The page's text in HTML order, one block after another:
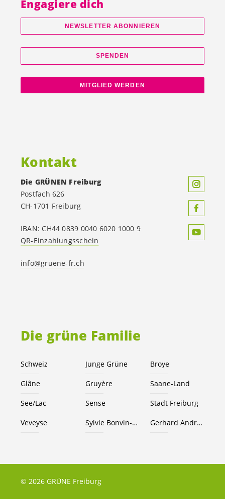
Die grüne Familie
Schweiz Junge Grüne Broye
Glâne Gruyère Saane-Land
See/Lac Sense Stadt Freiburg
Veveyse Sylvie Bonvin-Sansonnens Gerhard Andrey
Engagiere dich
NEWSLETTER ABONNIEREN
SPENDEN
MITGLIED WERDEN
Kontakt
Die GRÜNEN Freiburg
Postfach 626
CH-1701 Freiburg
IBAN: CH44 0839 0040 6020 1000 9
QR-Einzahlungsschein
info@gruene-fr.ch
© 2026 GRÜNE Freiburg